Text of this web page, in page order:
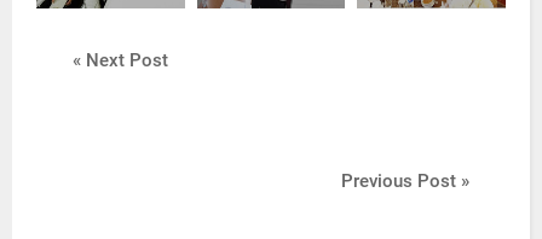
« Next Post
Previous Post »